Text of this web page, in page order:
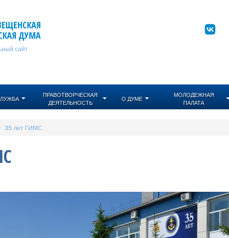
ДУМА
сайт
ПРАВОТВОРЧЕСКАЯ
ДЕЯТЕЛЬНОСТЬ
О ДУМЕ
МОЛОДЕЖНАЯ
ПАЛАТА
35 лет ГИМС